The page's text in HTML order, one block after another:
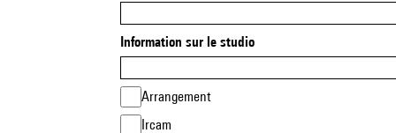
Information sur le studio
Arrangement
Ircam